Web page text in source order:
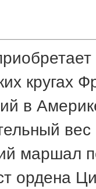
кругах
в
маршал
ордена